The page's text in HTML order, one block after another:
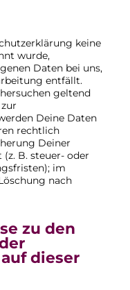
keine
wurde,
Daten bei uns,
entfällt.
geltend
Deine Daten
rechtlich
Deiner
B. steuer- oder
im
nach
zu den
dieser